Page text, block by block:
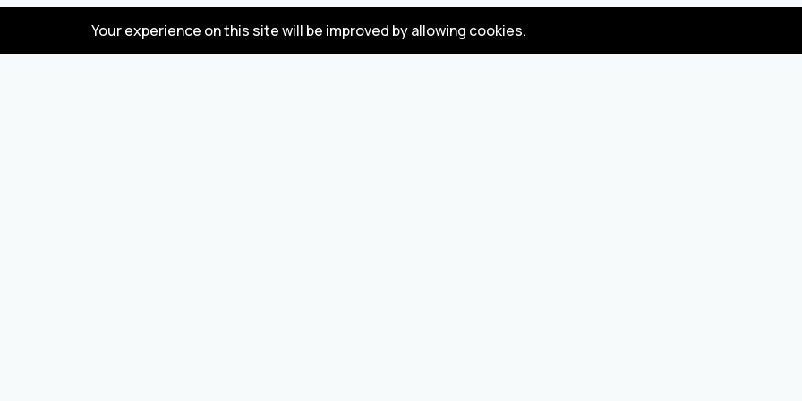
Your experience on this site will be improved by allowing cookies.